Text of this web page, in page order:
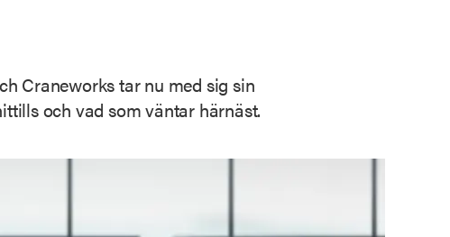
Craneworks tar nu med sig sin
och vad som väntar härnäst.